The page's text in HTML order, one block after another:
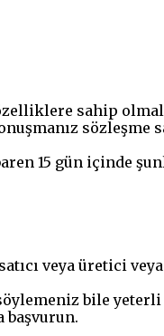
sahip
sözleşme
15 gün içinde
veya üretici
bile
başvurun.